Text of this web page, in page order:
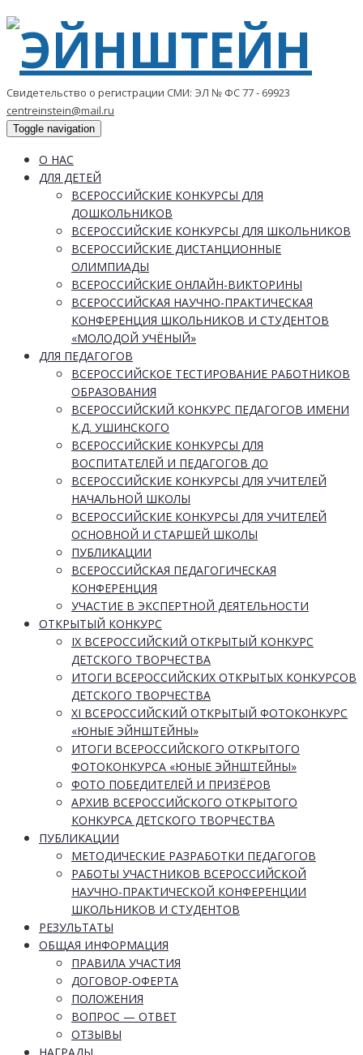
Свидетельство о регистрации СМИ: ЭЛ № ФС 77 - 69923
centreinstein@mail.ru
Toggle navigation
О НАС
ДЛЯ ДЕТЕЙ
ВСЕРОССИЙСКИЕ КОНКУРСЫ ДЛЯ
ДОШКОЛЬНИКОВ
ВСЕРОССИЙСКИЕ КОНКУРСЫ ДЛЯ ШКОЛЬНИКОВ
ВСЕРОССИЙСКИЕ ДИСТАНЦИОННЫЕ
ОЛИМПИАДЫ
ВСЕРОССИЙСКИЕ ОНЛАЙН-ВИКТОРИНЫ
ВСЕРОССИЙСКАЯ НАУЧНО-ПРАКТИЧЕСКАЯ
КОНФЕРЕНЦИЯ ШКОЛЬНИКОВ И СТУДЕНТОВ
«МОЛОДОЙ УЧЁНЫЙ»
ДЛЯ ПЕДАГОГОВ
ВСЕРОССИЙСКОЕ ТЕСТИРОВАНИЕ РАБОТНИКОВ
ОБРАЗОВАНИЯ
ВСЕРОССИЙСКИЙ КОНКУРС ПЕДАГОГОВ ИМЕНИ
К.Д. УШИНСКОГО
ВСЕРОССИЙСКИЕ КОНКУРСЫ ДЛЯ
ВОСПИТАТЕЛЕЙ И ПЕДАГОГОВ ДО
ВСЕРОССИЙСКИЕ КОНКУРСЫ ДЛЯ УЧИТЕЛЕЙ
НАЧАЛЬНОЙ ШКОЛЫ
ВСЕРОССИЙСКИЕ КОНКУРСЫ ДЛЯ УЧИТЕЛЕЙ
ОСНОВНОЙ И СТАРШЕЙ ШКОЛЫ
ПУБЛИКАЦИИ
ВСЕРОССИЙСКАЯ ПЕДАГОГИЧЕСКАЯ
КОНФЕРЕНЦИЯ
УЧАСТИЕ В ЭКСПЕРТНОЙ ДЕЯТЕЛЬНОСТИ
ОТКРЫТЫЙ КОНКУРС
IX ВСЕРОССИЙСКИЙ ОТКРЫТЫЙ КОНКУРС
ДЕТСКОГО ТВОРЧЕСТВА
ИТОГИ ВСЕРОССИЙСКИХ ОТКРЫТЫХ КОНКУРСОВ
ДЕТСКОГО ТВОРЧЕСТВА
XI ВСЕРОССИЙСКИЙ ОТКРЫТЫЙ ФОТОКОНКУРС
«ЮНЫЕ ЭЙНШТЕЙНЫ»
ИТОГИ ВСЕРОССИЙСКОГО ОТКРЫТОГО
ФОТОКОНКУРСА «ЮНЫЕ ЭЙНШТЕЙНЫ»
ФОТО ПОБЕДИТЕЛЕЙ И ПРИЗЁРОВ
АРХИВ ВСЕРОССИЙСКОГО ОТКРЫТОГО
КОНКУРСА ДЕТСКОГО ТВОРЧЕСТВА
ПУБЛИКАЦИИ
МЕТОДИЧЕСКИЕ РАЗРАБОТКИ ПЕДАГОГОВ
РАБОТЫ УЧАСТНИКОВ ВСЕРОССИЙСКОЙ
НАУЧНО-ПРАКТИЧЕСКОЙ КОНФЕРЕНЦИИ
ШКОЛЬНИКОВ И СТУДЕНТОВ
РЕЗУЛЬТАТЫ
ОБЩАЯ ИНФОРМАЦИЯ
ПРАВИЛА УЧАСТИЯ
ДОГОВОР-ОФЕРТА
ПОЛОЖЕНИЯ
ВОПРОС — ОТВЕТ
ОТЗЫВЫ